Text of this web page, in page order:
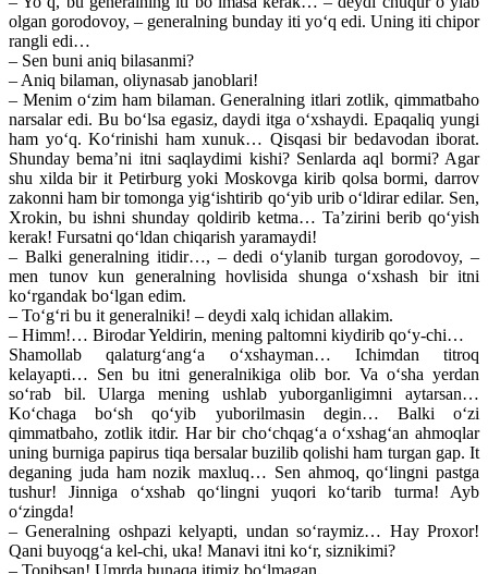
olgan gorodovoy, – generalning bunday iti yo‘q edi. Uning iti chipor
rangli edi…
– Sen buni aniq bilasanmi?
– Aniq bilaman, oliynasab janoblari!
– Menim o‘zim ham bilaman. Generalning itlari zotlik, qimmatbaho
narsalar edi. Bu bo‘lsa egasiz, daydi itga o‘xshaydi. Epaqaliq yungi
ham yo‘q. Ko‘rinishi ham xunuk… Qisqasi bir bedavodan iborat.
Shunday bema’ni itni saqlaydimi kishi? Senlarda aql bormi? Agar
shu xilda bir it Petirburg yoki Moskovga kirib qolsa bormi, darrov
zakonni ham bir tomonga yig‘ishtirib qo‘yib urib o‘ldirar edilar. Sen,
Xrokin, bu ishni shunday qoldirib ketma… Ta’zirini berib qo‘yish
kerak! Fursatni qo‘ldan chiqarish yaramaydi!
– Balki generalning itidir…, – dedi o‘ylanib turgan gorodovoy, –
men tunov kun generalning hovlisida shunga o‘xshash bir itni
ko‘rgandak bo‘lgan edim.
– To‘g‘ri bu it generalniki! – deydi xalq ichidan allakim.
– Himm!… Birodar Yeldirin, mening paltomni kiydirib qo‘y-chi…
Shamollab qalaturg‘ang‘a o‘xshayman… Ichimdan titroq
kelayapti… Sen bu itni generalnikiga olib bor. Va o‘sha yerdan
so‘rab bil. Ularga mening ushlab yuborganligimni aytarsan…
Ko‘chaga bo‘sh qo‘yib yuborilmasin degin… Balki o‘zi
qimmatbaho, zotlik itdir. Har bir cho‘chqag‘a o‘xshag‘an ahmoqlar
uning burniga papirus tiqa bersalar buzilib qolishi ham turgan gap. It
deganing juda ham nozik maxluq… Sen ahmoq, qo‘lingni pastga
tushur! Jinniga o‘xshab qo‘lingni yuqori ko‘tarib turma! Ayb
o‘zingda!
– Generalning oshpazi kelyapti, undan so‘raymiz… Hay Proxor!
Qani buyoqg‘a kel-chi, uka! Manavi itni ko‘r, siznikimi?
– Topibsan! Umrda bunaqa itimiz bo‘lmagan.